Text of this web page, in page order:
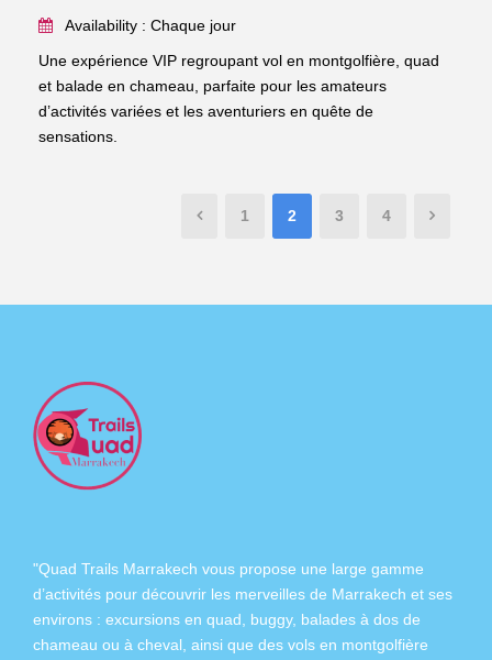
Availability : Chaque jour
Une expérience VIP regroupant vol en montgolfière, quad
et balade en chameau, parfaite pour les amateurs
d’activités variées et les aventuriers en quête de
sensations.
1 2 3 4
"Quad Trails Marrakech vous propose une large gamme
d’activités pour découvrir les merveilles de Marrakech et ses
environs : excursions en quad buggy, balades à dos de
chameau ou à cheval , ainsi que des vols en montgolfière